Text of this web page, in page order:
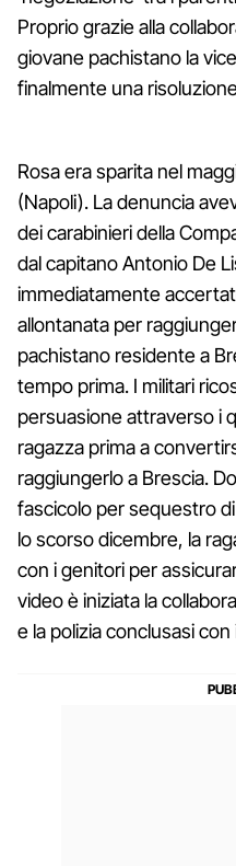
Proprio grazie alla
giovane pachistano la
finalmente una
Rosa era sparita nel
(Napoli). La denuncia
dei carabinieri della
dal capitano Antonio De
immediatamente
allontanata per
pachistano residente a
tempo prima. I militari
persuasione attraverso i
ragazza prima a
raggiungerlo a Brescia.
fascicolo per sequestro
lo scorso dicembre, la
con i genitori per
video è iniziata la
e la polizia conclusasi